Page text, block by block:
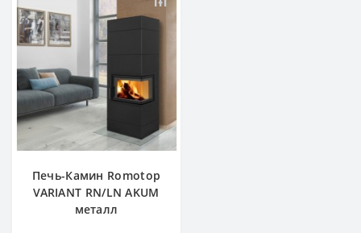
Печь-Камин Romotop
VARIANT RN/LN AKUM
металл